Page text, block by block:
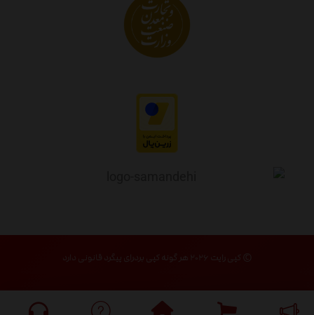
© کپی رایت ۲۰۲۶ هر گونه کپی بردرای پیگرد قانونی دارد